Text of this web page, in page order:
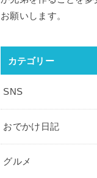
お願いします。
カテゴリー
SNS
おでかけ日記
グルメ